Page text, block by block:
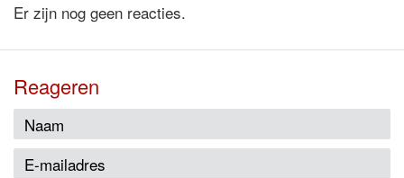
Er zijn nog geen reacties.
Reageren